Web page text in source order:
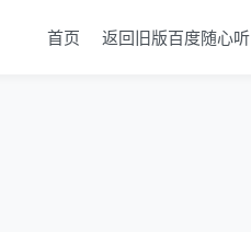
首页 返回旧版百度随心听